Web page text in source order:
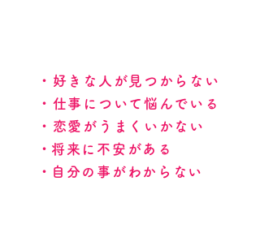
・好きな人が見つからない
・仕事について悩んでいる
・恋愛がうまくいかない
​・将来に不安がある
​・自分の事がわからない